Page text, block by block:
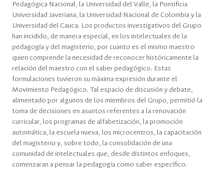
Pedagógica Nacional, la Universidad del Valle, la Pontificia
Universidad Javeriana, la Universidad Nacional de Colombia y la
Universidad del Cauca. Los productos investigativos del Grupo
han incidido, de manera especial, en los intelectuales de la
pedagogía y del magisterio, por cuanto es el mismo maestro
quien comprende la necesidad de reconocer históricamente la
relación del maestro con el saber pedagógico. Estas
formulaciones tuvieron su máxima expresión durante el
Movimiento Pedagógico. Tal espacio de discusión y debate,
alimentado por algunos de los miembros del Grupo, permitió la
toma de decisiones en asuntos referentes a la renovación
curricular, los programas de alfabetización, la promoción
automática, la escuela nueva, los microcentros, la capacitación
del magisterio y, sobre todo, la consolidación de una
comunidad de intelectuales que, desde distintos enfoques,
comenzaran a pensar la pedagogía como saber específico.